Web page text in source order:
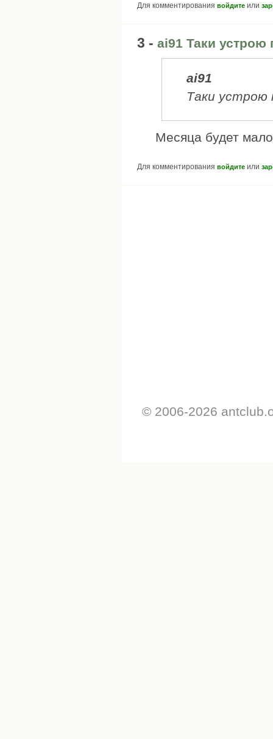
Для комментирования войдите или
3 - ai91 Таки
ai91
Таки устрою
Месяца будет
Для комментирования войдите или
© 2006-2026